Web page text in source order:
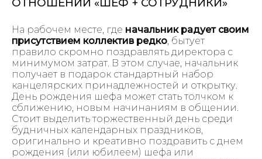
На рабочем месте, где начальник радует своим
присутствием коллектив редко , бытует
правило скромно поздравлять директора с
минимумом затрат. В этом случае, начальник
получает в подарок стандартный набор
канцелярских принадлежностей и открытку.
День рождения шефа может стать толчком к
сближению, новым начинаниям в общении.
Стоит выделить торжественный день среди
будничных календарных праздников,
оригинально и креативно поздравить с днем
рождения (или юбилеем) шефа или